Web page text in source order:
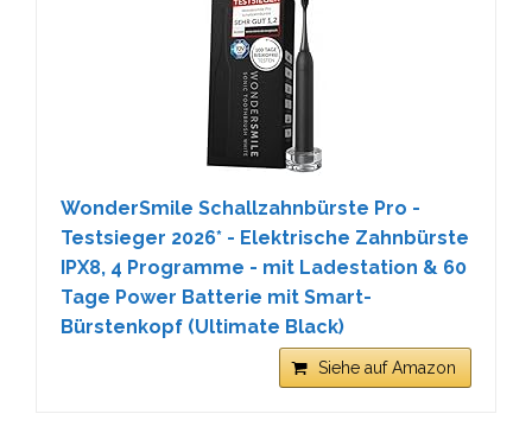
WonderSmile Schallzahnbürste Pro -
Testsieger 2026* - Elektrische Zahnbürste
IPX8, 4 Programme - mit Ladestation & 60
Tage Power Batterie mit Smart-
Bürstenkopf (Ultimate Black)
Siehe auf Amazon